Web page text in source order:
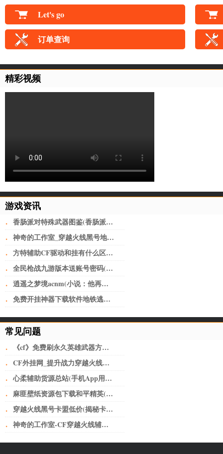
Let's go
订单查询
精彩视频
游戏资讯
· 香肠派对特殊武器图鉴(香肠派对武器搭配一览表2022 强势上分)
· 神奇的工作室_穿越火线黑号地址(做淘宝必备工具)
· 方特辅助CF驱动和挂有什么区别迂回操控游戏_CF黑号网
· 全民枪战九游版本送账号密码(全民枪战2九游版 v3.21.0安卓版)
· 逍遥之梦境acnm(小说：他再一次置身之内，脸庞像上次一样，写满了茫然)
· 免费开挂神器下载软件地铁逃生(深圳又开挂！机荷高速将改上下双层8+8车道，全国首创)
常见问题
· 《cf》免费刷永久英雄武器方法介绍 刷枪最新工具分享
· CF外挂网_提升战力穿越火线小号卡盟网无人不知无人不晓。
· 心柔辅助货源总站(手机App用户“裸奔”如何破？从细化个人授权上加以规范)
· 麻匪壁纸资源包下载和平精英(让子弹飞——黄老爷离不开鹅城)
· 穿越火线黑号卡盟低价(揭秘卡盟骗局，少年，醒醒吧！)
· 神奇的工作室-CF穿越火线辅助如何给玩家刺激的快感？-神奇的工作室-CF穿越火线辅助如何给玩家刺激的快感？-问题解答-三明神奇的工作室-三明CF辅助-三明CF外挂-三明CF透视-三明CF自瞄-三明CF